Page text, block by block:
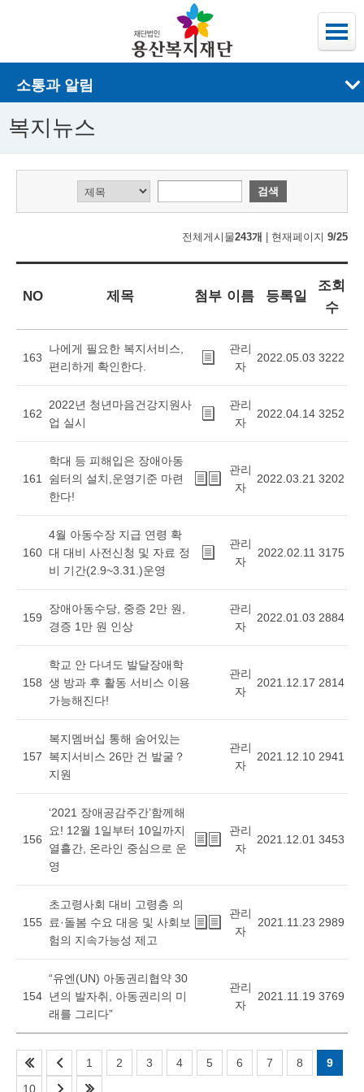
소통과 알림
복지뉴스
전체게시물243개 | 현재페이지 9/25
NO 제목 첨부 이름 등록일
조회
수
163
나에게 필요한 복지서비스,
편리하게 확인한다.
관리
자
2022.05.03 3222
162
2022년 청년마음건강지원사
업 실시
관리
자
2022.04.14 3252
161
학대 등 피해입은 장애아동
쉼터의 설치,운영기준 마련
한다!
관리
자
2022.03.21 3202
160
4월 아동수장 지급 연령 확
대 대비 사전신청 및 자료 정
비 기간(2.9~3.31.)운영
관리
자
2022.02.11 3175
159
장애아동수당, 중증 2만 원,
경증 1만 원 인상
관리
자
2022.01.03 2884
158
학교 안 다녀도 발달장애학
생 방과 후 활동 서비스 이용
가능해진다!
관리
자
2021.12.17 2814
157
복지멤버십 통해 숨어있는
복지서비스 26만 건 발굴？
지원
관리
자
2021.12.10 2941
156
‘2021 장애공감주간’함께해
요! 12월 1일부터 10일까지
열흘간, 온라인 중심으로 운
영
관리
자
2021.12.01 3453
155
초고령사회 대비 고령층 의
료·돌봄 수요 대응 및 사회보
험의 지속가능성 제고
관리
자
2021.11.23 2989
154
“유엔(UN) 아동권리협약 30
년의 발자취, 아동권리의 미
래를 그리다”
관리
자
2021.11.19 3769
1 2 3 4 5 6 7 8
9
10